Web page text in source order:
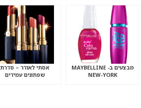
מבצעים ב- MAYBELLINE
NEW-YORK
אסתי לאודר – סדרת
שפתונים עמידים